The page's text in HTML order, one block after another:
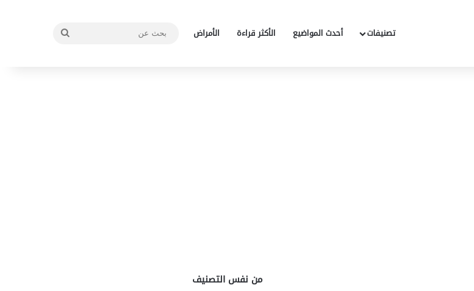
تصنيفات أحدث المواضيع الأكثر قراءة الأمراض
من نفس التصنيف